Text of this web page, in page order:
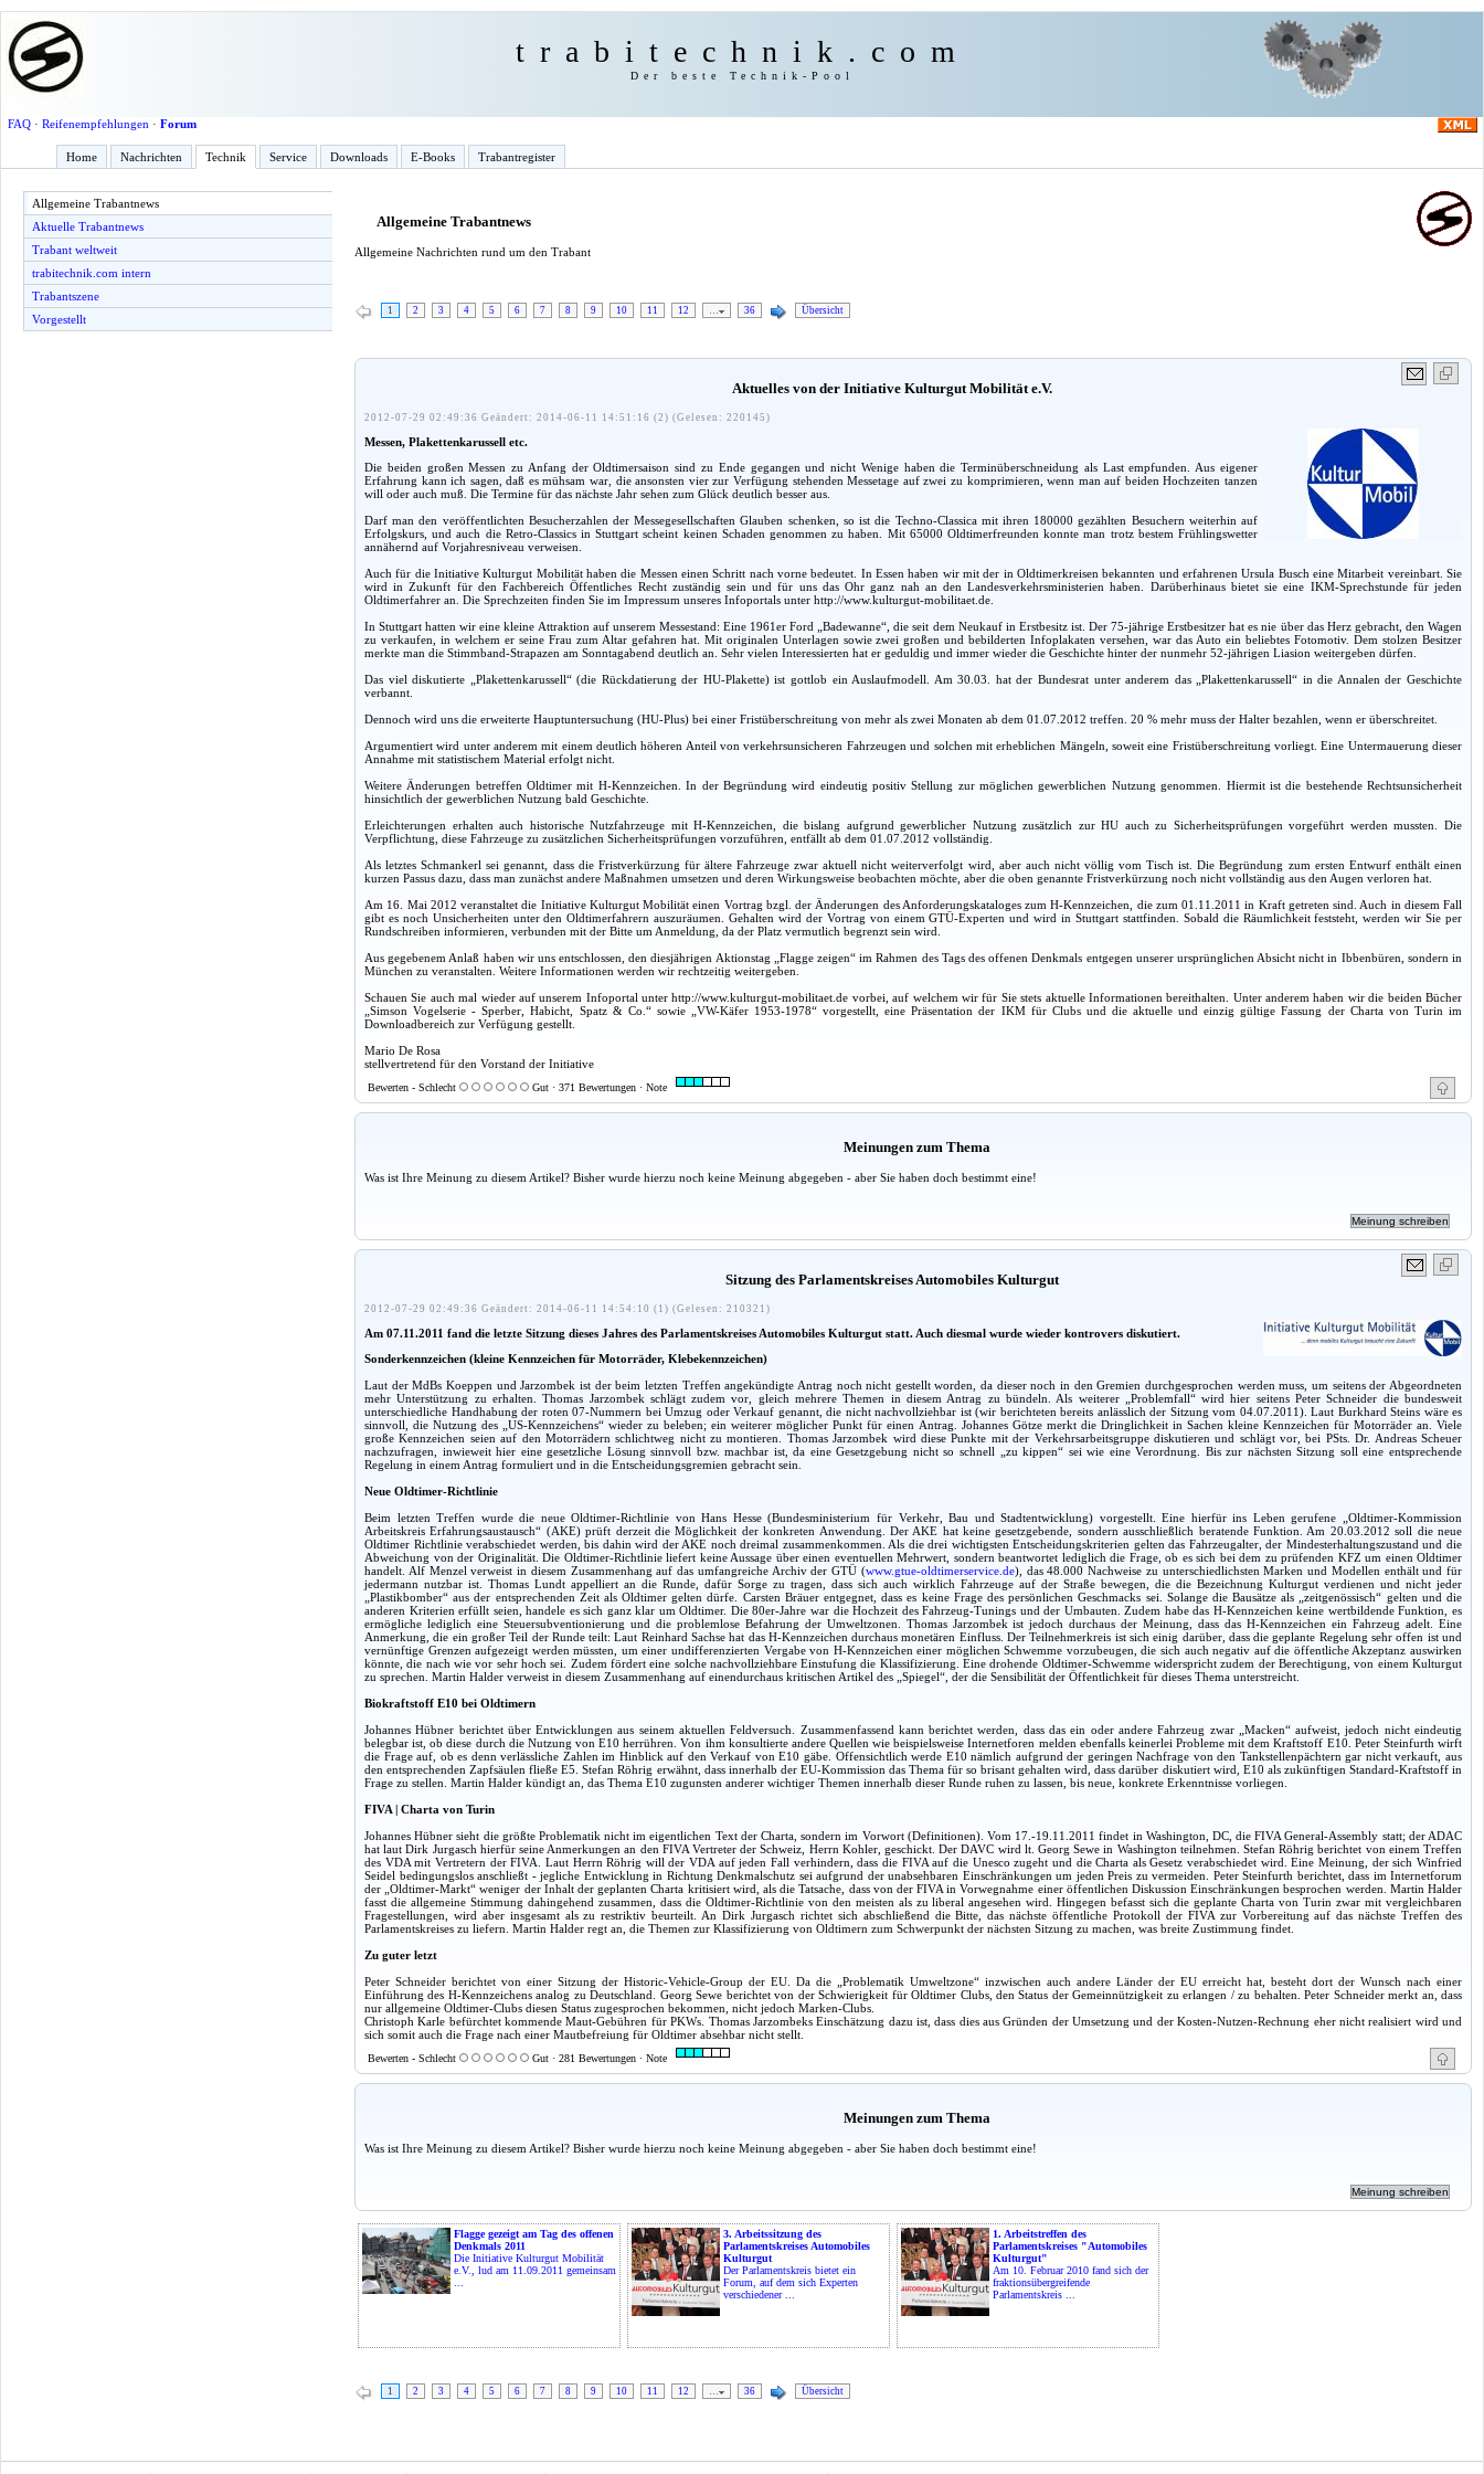
trabitechnik.com
Der beste Technik-Pool
FAQ· Reifenempfehlungen · Forum
Home Nachrichten Technik Service Downloads E-Books Trabantregister
Allgemeine Trabantnews
Aktuelle Trabantnews
Trabant weltweit
trabitechnik.com intern
Trabantszene
Vorgestellt
Allgemeine Trabantnews
Allgemeine Nachrichten rund um den Trabant
1 2 3 4 5 6 7 8 9 10 11 12 36 Übersicht
Aktuelles von der Initiative Kulturgut Mobilität e.V.
2012-07-29 02:49:36 Geändert: 2014-06-11 14:51:16 (2) (Gelesen: 220145)
Messen, Plakettenkarussell etc.
Die beiden großen Messen zu Anfang der Oldtimersaison sind zu Ende gegangen und nicht Wenige haben die Terminüberschneidung als Last empfunden. Aus eigener
Erfahrung kann ich sagen, daß es mühsam war, die ansonsten vier zur Verfügung stehenden Messetage auf zwei zu komprimieren, wenn man auf beiden Hochzeiten tanzen
will oder auch muß. Die Termine für das nächste Jahr sehen zum Glück deutlich besser aus.
Darf man den veröffentlichten Besucherzahlen der Messegesellschaften Glauben schenken, so ist die Techno-Classica mit ihren 180000 gezählten Besuchern weiterhin auf
Erfolgskurs, und auch die Retro-Classics in Stuttgart scheint keinen Schaden genommen zu haben. Mit 65000 Oldtimerfreunden konnte man trotz bestem Frühlingswetter
annähernd auf Vorjahresniveau verweisen.
Auch für die Initiative Kulturgut Mobilität haben die Messen einen Schritt nach vorne bedeutet. In Essen haben wir mit der in Oldtimerkreisen bekannten und erfahrenen Ursula Busch eine Mitarbeit vereinbart. Sie
wird in Zukunft für den Fachbereich Öffentliches Recht zuständig sein und für uns das Ohr ganz nah an den Landesverkehrsministerien haben. Darüberhinaus bietet sie eine IKM-Sprechstunde für jeden
Oldtimerfahrer an. Die Sprechzeiten finden Sie im Impressum unseres Infoportals unter http://www.kulturgut-mobilitaet.de.
In Stuttgart hatten wir eine kleine Attraktion auf unserem Messestand: Eine 1961er Ford „Badewanne“, die seit dem Neukauf in Erstbesitz ist. Der 75-jährige Erstbesitzer hat es nie über das Herz gebracht, den Wagen
zu verkaufen, in welchem er seine Frau zum Altar gefahren hat. Mit originalen Unterlagen sowie zwei großen und bebilderten Infoplakaten versehen, war das Auto ein beliebtes Fotomotiv. Dem stolzen Besitzer
merkte man die Stimmband-Strapazen am Sonntagabend deutlich an. Sehr vielen Interessierten hat er geduldig und immer wieder die Geschichte hinter der nunmehr 52-jährigen Liasion weitergeben dürfen.
Das viel diskutierte „Plakettenkarussell“ (die Rückdatierung der HU-Plakette) ist gottlob ein Auslaufmodell. Am 30.03. hat der Bundesrat unter anderem das „Plakettenkarussell“ in die Annalen der Geschichte
verbannt.
Dennoch wird uns die erweiterte Hauptuntersuchung (HU-Plus) bei einer Fristüberschreitung von mehr als zwei Monaten ab dem 01.07.2012 treffen. 20 % mehr muss der Halter bezahlen, wenn er überschreitet.
Argumentiert wird unter anderem mit einem deutlich höheren Anteil von verkehrsunsicheren Fahrzeugen und solchen mit erheblichen Mängeln, soweit eine Fristüberschreitung vorliegt. Eine Untermauerung dieser
Annahme mit statistischem Material erfolgt nicht.
Weitere Änderungen betreffen Oldtimer mit H-Kennzeichen. In der Begründung wird eindeutig positiv Stellung zur möglichen gewerblichen Nutzung genommen. Hiermit ist die bestehende Rechtsunsicherheit
hinsichtlich der gewerblichen Nutzung bald Geschichte.
Erleichterungen erhalten auch historische Nutzfahrzeuge mit H-Kennzeichen, die bislang aufgrund gewerblicher Nutzung zusätzlich zur HU auch zu Sicherheitsprüfungen vorgeführt werden mussten. Die
Verpflichtung, diese Fahrzeuge zu zusätzlichen Sicherheitsprüfungen vorzuführen, entfällt ab dem 01.07.2012 vollständig.
Als letztes Schmankerl sei genannt, dass die Fristverkürzung für ältere Fahrzeuge zwar aktuell nicht weiterverfolgt wird, aber auch nicht völlig vom Tisch ist. Die Begründung zum ersten Entwurf enthält einen
kurzen Passus dazu, dass man zunächst andere Maßnahmen umsetzen und deren Wirkungsweise beobachten möchte, aber die oben genannte Fristverkürzung noch nicht vollständig aus den Augen verloren hat.
Am 16. Mai 2012 veranstaltet die Initiative Kulturgut Mobilität einen Vortrag bzgl. der Änderungen des Anforderungskataloges zum H-Kennzeichen, die zum 01.11.2011 in Kraft getreten sind. Auch in diesem Fall
gibt es noch Unsicherheiten unter den Oldtimerfahrern auszuräumen. Gehalten wird der Vortrag von einem GTÜ-Experten und wird in Stuttgart stattfinden. Sobald die Räumlichkeit feststeht, werden wir Sie per
Rundschreiben informieren, verbunden mit der Bitte um Anmeldung, da der Platz vermutlich begrenzt sein wird.
Aus gegebenem Anlaß haben wir uns entschlossen, den diesjährigen Aktionstag „Flagge zeigen“ im Rahmen des Tags des offenen Denkmals entgegen unserer ursprünglichen Absicht nicht in Ibbenbüren, sondern in
München zu veranstalten. Weitere Informationen werden wir rechtzeitig weitergeben.
Schauen Sie auch mal wieder auf unserem Infoportal unter http://www.kulturgut-mobilitaet.de vorbei, auf welchem wir für Sie stets aktuelle Informationen bereithalten. Unter anderem haben wir die beiden Bücher
„Simson Vogelserie - Sperber, Habicht, Spatz & Co.“ sowie „VW-Käfer 1953-1978“ vorgestellt, eine Präsentation der IKM für Clubs und die aktuelle und einzig gültige Fassung der Charta von Turin im
Downloadbereich zur Verfügung gestellt.
Mario De Rosa
stellvertretend für den Vorstand der Initiative
Bewerten - Schlecht Gut · 371 Bewertungen · Note
Meinungen zum Thema
Was ist Ihre Meinung zu diesem Artikel? Bisher wurde hierzu noch keine Meinung abgegeben - aber Sie haben doch bestimmt eine!
Sitzung des Parlamentskreises Automobiles Kulturgut
2012-07-29 02:49:36 Geändert: 2014-06-11 14:54:10 (1) (Gelesen: 210321)
Am 07.11.2011 fand die letzte Sitzung dieses Jahres des Parlamentskreises Automobiles Kulturgut statt. Auch diesmal wurde wieder kontrovers diskutiert.
Sonderkennzeichen (kleine Kennzeichen für Motorräder, Klebekennzeichen)
Laut der MdBs Koeppen und Jarzombek ist der beim letzten Treffen angekündigte Antrag noch nicht gestellt worden, da dieser noch in den Gremien durchgesprochen werden muss, um seitens der Abgeordneten
mehr Unterstützung zu erhalten. Thomas Jarzombek schlägt zudem vor, gleich mehrere Themen in diesem Antrag zu bündeln. Als weiterer „Problemfall“ wird hier seitens Peter Schneider die bundesweit
unterschiedliche Handhabung der roten 07-Nummern bei Umzug oder Verkauf genannt, die nicht nachvollziehbar ist (wir berichteten bereits anlässlich der Sitzung vom 04.07.2011). Laut Burkhard Steins wäre es
sinnvoll, die Nutzung des „US-Kennzeichens“ wieder zu beleben; ein weiterer möglicher Punkt für einen Antrag. Johannes Götze merkt die Dringlichkeit in Sachen kleine Kennzeichen für Motorräder an. Viele
große Kennzeichen seien auf den Motorrädern schlichtweg nicht zu montieren. Thomas Jarzombek wird diese Punkte mit der Verkehrsarbeitsgruppe diskutieren und schlägt vor, bei PSts. Dr. Andreas Scheuer
nachzufragen, inwieweit hier eine gesetzliche Lösung sinnvoll bzw. machbar ist, da eine Gesetzgebung nicht so schnell „zu kippen“ sei wie eine Verordnung. Bis zur nächsten Sitzung soll eine entsprechende
Regelung in einem Antrag formuliert und in die Entscheidungsgremien gebracht sein.
Neue Oldtimer-Richtlinie
Beim letzten Treffen wurde die neue Oldtimer-Richtlinie von Hans Hesse (Bundesministerium für Verkehr, Bau und Stadtentwicklung) vorgestellt. Eine hierfür ins Leben gerufene „Oldtimer-Kommission
Arbeitskreis Erfahrungsaustausch“ (AKE) prüft derzeit die Möglichkeit der konkreten Anwendung. Der AKE hat keine gesetzgebende, sondern ausschließlich beratende Funktion. Am 20.03.2012 soll die neue
Oldtimer Richtlinie verabschiedet werden, bis dahin wird der AKE noch dreimal zusammenkommen. Als die drei wichtigsten Entscheidungskriterien gelten das Fahrzeugalter, der Mindesterhaltungszustand und die
Abweichung von der Originalität. Die Oldtimer-Richtlinie liefert keine Aussage über einen eventuellen Mehrwert, sondern beantwortet lediglich die Frage, ob es sich bei dem zu prüfenden KFZ um einen Oldtimer
handelt. Alf Menzel verweist in diesem Zusammenhang auf das umfangreiche Archiv der GTÜ (www.gtue-oldtimerservice.de), das 48.000 Nachweise zu unterschiedlichsten Marken und Modellen enthält und für
jedermann nutzbar ist. Thomas Lundt appelliert an die Runde, dafür Sorge zu tragen, dass sich auch wirklich Fahrzeuge auf der Straße bewegen, die die Bezeichnung Kulturgut verdienen und nicht jeder
„Plastikbomber“ aus der entsprechenden Zeit als Oldtimer gelten dürfe. Carsten Bräuer entgegnet, dass es keine Frage des persönlichen Geschmacks sei. Solange die Bausätze als „zeitgenössisch“ gelten und die
anderen Kriterien erfüllt seien, handele es sich ganz klar um Oldtimer. Die 80er-Jahre war die Hochzeit des Fahrzeug-Tunings und der Umbauten. Zudem habe das H-Kennzeichen keine wertbildende Funktion, es
ermögliche lediglich eine Steuersubventionierung und die problemlose Befahrung der Umweltzonen. Thomas Jarzombek ist jedoch durchaus der Meinung, dass das H-Kennzeichen ein Fahrzeug adelt. Eine
Anmerkung, die ein großer Teil der Runde teilt: Laut Reinhard Sachse hat das H-Kennzeichen durchaus monetären Einfluss. Der Teilnehmerkreis ist sich einig darüber, dass die geplante Regelung sehr offen ist und
vernünftige Grenzen aufgezeigt werden müssten, um einer undifferenzierten Vergabe von H-Kennzeichen einer möglichen Schwemme vorzubeugen, die sich auch negativ auf die öffentliche Akzeptanz auswirken
könnte, die nach wie vor sehr hoch sei. Zudem fördert eine solche nachvollziehbare Einstufung die Klassifizierung. Eine drohende Oldtimer-Schwemme widerspricht zudem der Berechtigung, von einem Kulturgut
zu sprechen. Martin Halder verweist in diesem Zusammenhang auf einendurchaus kritischen Artikel des „Spiegel“, der die Sensibilität der Öffentlichkeit für dieses Thema unterstreicht.
Biokraftstoff E10 bei Oldtimern
Johannes Hübner berichtet über Entwicklungen aus seinem aktuellen Feldversuch. Zusammenfassend kann berichtet werden, dass das ein oder andere Fahrzeug zwar „Macken“ aufweist, jedoch nicht eindeutig
belegbar ist, ob diese durch die Nutzung von E10 herrühren. Von ihm konsultierte andere Quellen wie beispielsweise Internetforen melden ebenfalls keinerlei Probleme mit dem Kraftstoff E10. Peter Steinfurth wirft
die Frage auf, ob es denn verlässliche Zahlen im Hinblick auf den Verkauf von E10 gäbe. Offensichtlich werde E10 nämlich aufgrund der geringen Nachfrage von den Tankstellenpächtern gar nicht verkauft, aus
den entsprechenden Zapfsäulen fließe E5. Stefan Röhrig erwähnt, dass innerhalb der EU-Kommission das Thema für so brisant gehalten wird, dass darüber diskutiert wird, E10 als zukünftigen Standard-Kraftstoff in
Frage zu stellen. Martin Halder kündigt an, das Thema E10 zugunsten anderer wichtiger Themen innerhalb dieser Runde ruhen zu lassen, bis neue, konkrete Erkenntnisse vorliegen.
FIVA | Charta von Turin
Johannes Hübner sieht die größte Problematik nicht im eigentlichen Text der Charta, sondern im Vorwort (Definitionen). Vom 17.-19.11.2011 findet in Washington, DC, die FIVA General-Assembly statt; der ADAC
hat laut Dirk Jurgasch hierfür seine Anmerkungen an den FIVA Vertreter der Schweiz, Herrn Kohler, geschickt. Der DAVC wird lt. Georg Sewe in Washington teilnehmen. Stefan Röhrig berichtet von einem Treffen
des VDA mit Vertretern der FIVA. Laut Herrn Röhrig will der VDA auf jeden Fall verhindern, dass die FIVA auf die Unesco zugeht und die Charta als Gesetz verabschiedet wird. Eine Meinung, der sich Winfried
Seidel bedingungslos anschließt - jegliche Entwicklung in Richtung Denkmalschutz sei aufgrund der unabsehbaren Einschränkungen um jeden Preis zu vermeiden. Peter Steinfurth berichtet, dass im Internetforum
der „Oldtimer-Markt“ weniger der Inhalt der geplanten Charta kritisiert wird, als die Tatsache, dass von der FIVA in Vorwegnahme einer öffentlichen Diskussion Einschränkungen besprochen werden. Martin Halder
fasst die allgemeine Stimmung dahingehend zusammen, dass die Oldtimer-Richtlinie von den meisten als zu liberal angesehen wird. Hingegen befasst sich die geplante Charta von Turin zwar mit vergleichbaren
Fragestellungen, wird aber insgesamt als zu restriktiv beurteilt. An Dirk Jurgasch richtet sich abschließend die Bitte, das nächste öffentliche Protokoll der FIVA zur Vorbereitung auf das nächste Treffen des
Parlamentskreises zu liefern. Martin Halder regt an, die Themen zur Klassifizierung von Oldtimern zum Schwerpunkt der nächsten Sitzung zu machen, was breite Zustimmung findet.
Zu guter letzt
Peter Schneider berichtet von einer Sitzung der Historic-Vehicle-Group der EU. Da die „Problematik Umweltzone“ inzwischen auch andere Länder der EU erreicht hat, besteht dort der Wunsch nach einer
Einführung des H-Kennzeichens analog zu Deutschland. Georg Sewe berichtet von der Schwierigkeit für Oldtimer Clubs, den Status der Gemeinnützigkeit zu erlangen / zu behalten. Peter Schneider merkt an, dass
nur allgemeine Oldtimer-Clubs diesen Status zugesprochen bekommen, nicht jedoch Marken-Clubs.
Christoph Karle befürchtet kommende Maut-Gebühren für PKWs. Thomas Jarzombeks Einschätzung dazu ist, dass dies aus Gründen der Umsetzung und der Kosten-Nutzen-Rechnung eher nicht realisiert wird und
sich somit auch die Frage nach einer Mautbefreiung für Oldtimer absehbar nicht stellt.
Bewerten - Schlecht Gut · 281 Bewertungen · Note
Meinungen zum Thema
Was ist Ihre Meinung zu diesem Artikel? Bisher wurde hierzu noch keine Meinung abgegeben - aber Sie haben doch bestimmt eine!
Flagge gezeigt am Tag des offenen
Denkmals 2011
Die Initiative Kulturgut Mobilität
e.V., lud am 11.09.2011 gemeinsam
3. Arbeitssitzung des
Parlamentskreises Automobiles
Kulturgut
Der Parlamentskreis bietet ein
Forum, auf dem sich Experten
verschiedener ...
1. Arbeitstreffen des
Parlamentskreises "Automobiles
Kulturgut"
Am 10. Februar 2010 fand sich der
fraktionsübergreifende
Parlamentskreis ...
1 2 3 4 5 6 7 8 9 10 11 12 … 36 Übersicht